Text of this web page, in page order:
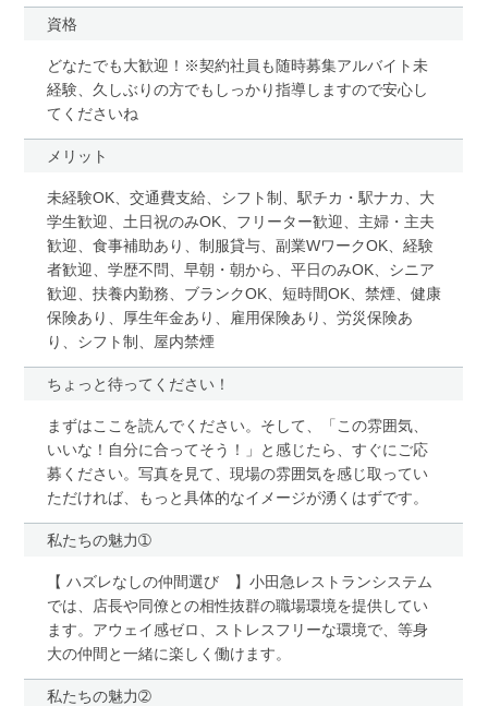
資格
どなたでも大歓迎！※契約社員も随時募集アルバイト未
経験、久しぶりの方でもしっかり指導しますので安心し
てくださいね
メリット
未経験OK、交通費支給、シフト制、駅チカ・駅ナカ、大
学生歓迎、土日祝のみOK、フリーター歓迎、主婦・主夫
歓迎、食事補助あり、制服貸与、副業WワークOK、経験
者歓迎、学歴不問、早朝・朝から、平日のみOK、シニア
歓迎、扶養内勤務、ブランクOK、短時間OK、禁煙、健康
保険あり、厚生年金あり、雇用保険あり、労災保険あ
り、シフト制、屋内禁煙
ちょっと待ってください！
まずはここを読んでください。そして、「この雰囲気、
いいな！自分に合ってそう！」と感じたら、すぐにご応
募ください。写真を見て、現場の雰囲気を感じ取ってい
ただければ、もっと具体的なイメージが湧くはずです。
私たちの魅力➀
【 ハズレなしの仲間選び 】小田急レストランシステム
では、店長や同僚との相性抜群の職場環境を提供してい
ます。アウェイ感ゼロ、ストレスフリーな環境で、等身
大の仲間と一緒に楽しく働けます。
私たちの魅力➁